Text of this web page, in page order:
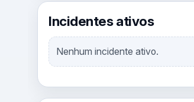
Incidentes ativos
Nenhum incidente ativo.